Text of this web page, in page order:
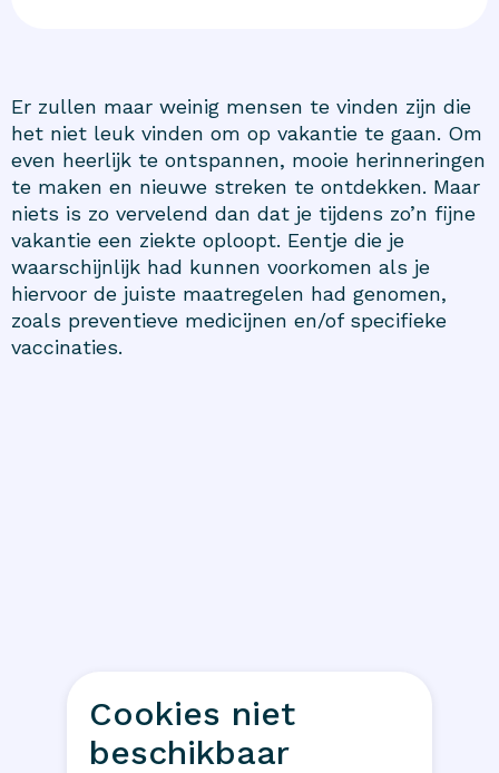
Er zullen maar weinig mensen te vinden zijn die
het niet leuk vinden om op vakantie te gaan. Om
even heerlijk te ontspannen, mooie herinneringen
te maken en nieuwe streken te ontdekken. Maar
niets is zo vervelend dan dat je tijdens zo’n fijne
vakantie een ziekte oploopt. Eentje die je
waarschijnlijk had kunnen voorkomen als je
hiervoor de juiste maatregelen had genomen,
zoals preventieve medicijnen en/of specifieke
vaccinaties.
Cookies niet
beschikbaar